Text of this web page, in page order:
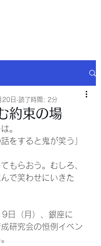
約束の場
20日 読了時間: 2分
。
をすると鬼が笑う」
もらおう。むしろ、
で笑わせにいきた
日（月）、銀座に
研究会の恒例イベン